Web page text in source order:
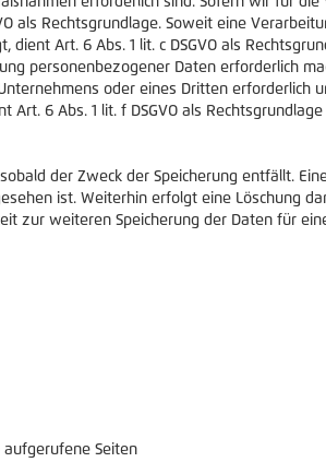
als Rechtsgrundlage. Soweit eine
Art. 6 Abs. 1 lit. c DSGVO als
personenbezogener Daten erforderlich
oder eines Dritten erforderlich
6 Abs. 1 lit. f DSGVO als
der Zweck der Speicherung entfällt.
ist. Weiterhin erfolgt eine Löschung
zur weiteren Speicherung der Daten für
aufgerufene Seiten